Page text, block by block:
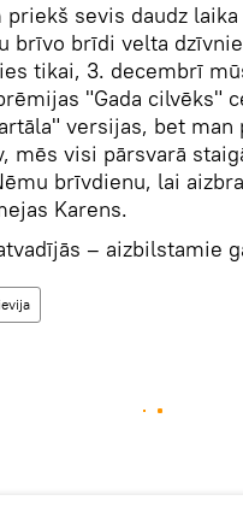
priekš sevis daudz
brīvo brīdi velta
tikai, 3. decembrī
"Gada cilvēks"
versijas, bet man
mēs visi pārsvarā
brīvdienu, lai
Karens.
– aizbilstamie